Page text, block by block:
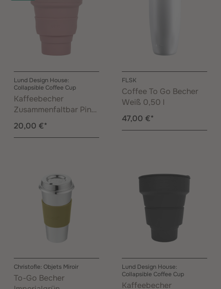
Lund Design House:
Collapsible Coffee Cup
Kaffeebecher
Zusammenfaltbar Pink
0,35 l
20,00 €*
FLSK
Coffee To Go Becher
Weiß 0,50 l
47,00 €*
Christofle: Objets Miroir
To-Go Becher
Lund Design House:
Collapsible Coffee Cup
Kaffeebecher